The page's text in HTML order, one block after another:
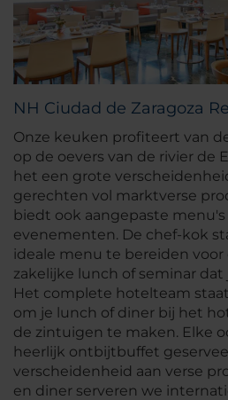
NH Ciudad de Zaragoza
Onze keuken profiteert van
op de oevers van de rivier de
het een grote
gerechten vol marktverse
biedt ook aangepaste menu's
evenementen. De chef-kok
ideale menu te bereiden voor
zakelijke lunch of seminar
Het complete hotelteam
om je lunch of diner bij het
de zintuigen te maken. Elke
heerlijk ontbijtbuffet
verscheidenheid aan verse
en diner serveren we